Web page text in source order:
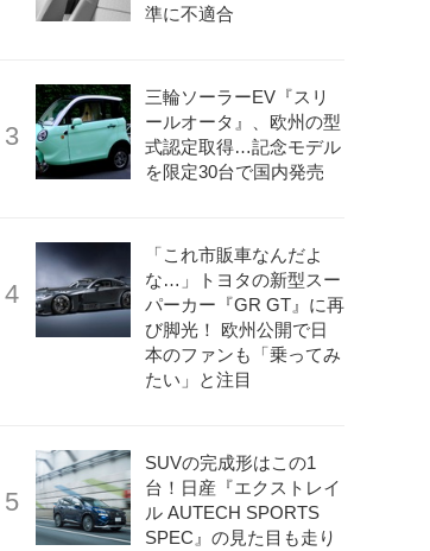
準に不適合
三輪ソーラーEV『スリ
ールオータ』、欧州の型
式認定取得…記念モデル
を限定30台で国内発売
「これ市販車なんだよ
な…」トヨタの新型スー
パーカー『GR GT』に再
び脚光！ 欧州公開で日
本のファンも「乗ってみ
たい」と注目
SUVの完成形はこの1
台！日産『エクストレイ
ル AUTECH SPORTS
SPEC』の見た目も走り